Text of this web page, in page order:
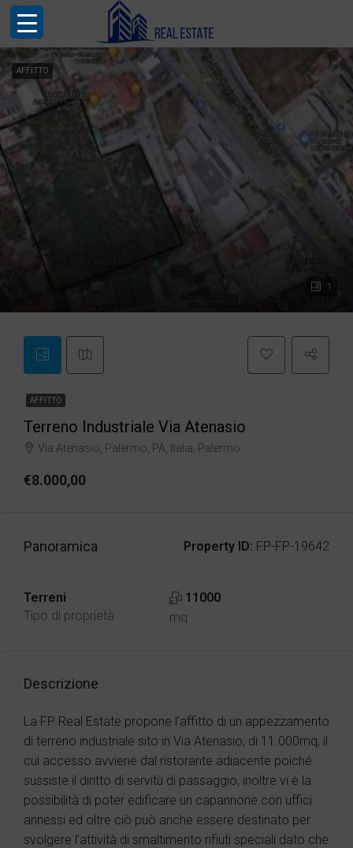
1
AFFITTO
AFFITTO
Terreno Industriale Via Atenasio
Via Atenasio, Palermo, PA, Italia, Palermo
€8.000,00
Panoramica Property ID: FP-FP-19642
Terreni
Tipo di proprietà
11000
mq
Descrizione
La FP Real Estate propone l’affitto di un appezzamento
di terreno industriale sito in Via Atenasio, di 11.000mq, il
cui accesso avviene dal ristorante adiacente poiché
sussiste il diritto di servitù di passaggio, inoltre vi è la
possibilità di poter edificare un capannone con uffici
annessi ed oltre ciò può anche essere destinato per
svolgere l’attività di smaltimento rifiuti speciali dato che